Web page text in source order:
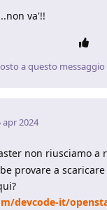
va'!!
a questo messaggio
apr 2024
non riusciamo a
provare a
devcode-it/